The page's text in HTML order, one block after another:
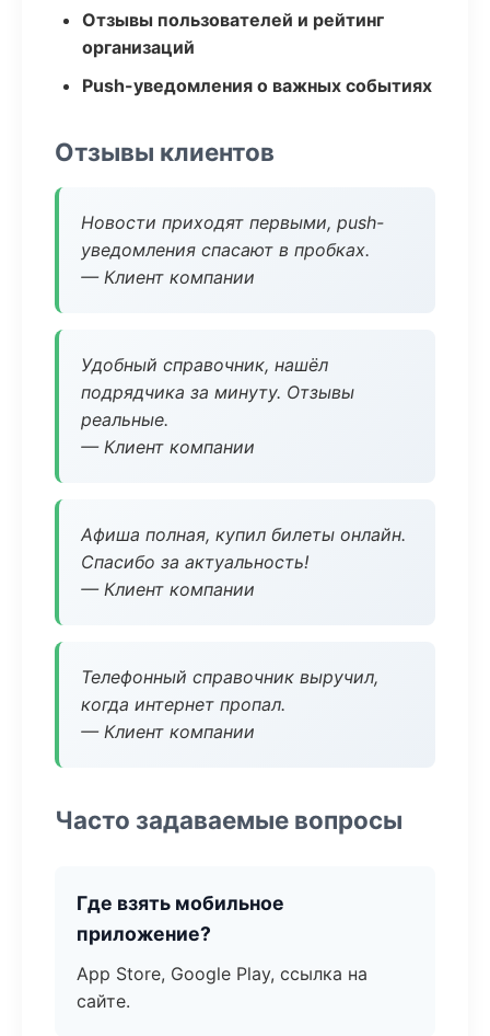
Отзывы пользователей и рейтинг
организаций
Push-уведомления о важных событиях
Отзывы клиентов
Новости приходят первыми, push-
уведомления спасают в пробках.
— Клиент компании
Удобный справочник, нашёл
подрядчика за минуту. Отзывы
реальные.
— Клиент компании
Афиша полная, купил билеты онлайн.
Спасибо за актуальность!
— Клиент компании
Телефонный справочник выручил,
когда интернет пропал.
— Клиент компании
Часто задаваемые вопросы
Где взять мобильное
приложение?
App Store, Google Play, ссылка на
сайте.